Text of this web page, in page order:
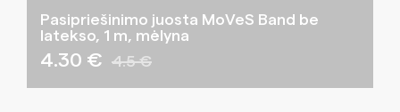
Pasipriešinimo juosta MoVeS Band be
latekso, 1 m, mėlyna
4.30 € 4.5 €